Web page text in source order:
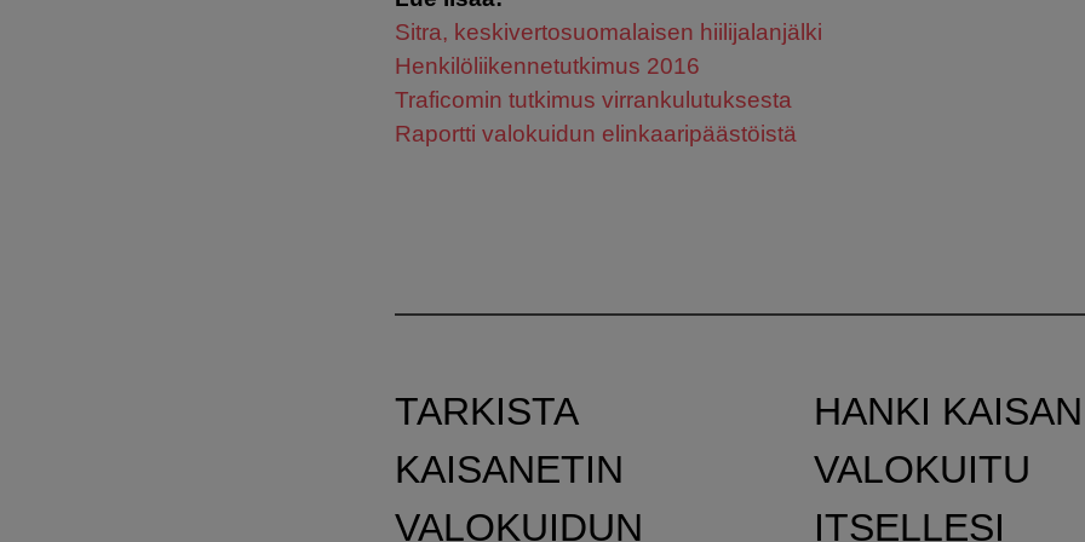
Sitra, keskivertosuomalaisen hiilijalanjälki
Henkilöliikennetutkimus 2016
Traficomin tutkimus virrankulutuksesta
Raportti valokuidun elinkaaripäästöistä
TARKISTA
KAISANETIN
VALOKUIDUN
HANKI
VALOKUITU
ITSELLESI